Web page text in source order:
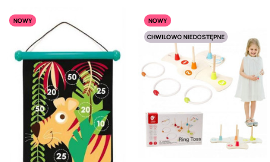
NOWY
NOWY
CHWILOWO NIEDOSTĘPNE